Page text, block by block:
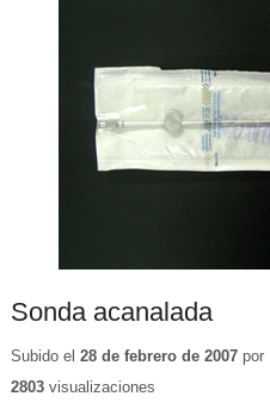
Sonda acanalada
Subido el 28 de febrero de 2007por
2803visualizaciones